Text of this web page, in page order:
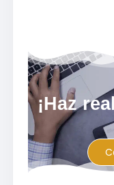
¡Haz